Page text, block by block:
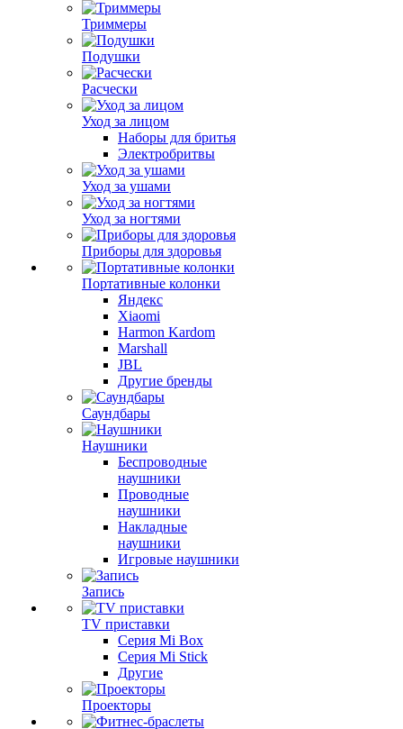
Триммеры
Подушки
Расчески
Уход за лицом
Наборы для бритья
Электробритвы
Уход за ушами
Уход за ногтями
Приборы для здоровья
Портативные колонки
Яндекс
Xiaomi
Harmon Kardom
Marshall
JBL
Другие бренды
Саундбары
Наушники
Беспроводные
наушники
Проводные
наушники
Накладные
наушники
Игровые наушники
Запись
TV приставки
Серия Mi Box
Серия Mi Stick
Другие
Проекторы